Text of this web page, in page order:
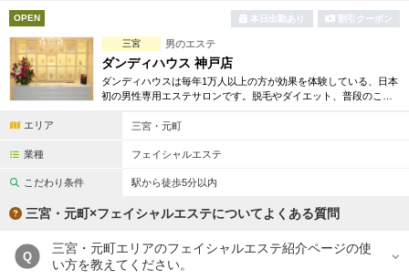
スタッフ指名可 Ｗセラピスト
駅から徒歩5分以内
閉じる
OPEN 本日出勤あり 割引クーポン
三宮 男のエステ
ダンディハウス 神戸店
ダンディハウスは毎年1万人以上の方が効果を体験している、日本
初の男性専用エステサロンです。脱毛やダイエット、普段のこり
を全力サポート致します。
エリア 三宮・元町
業種 フェイシャルエステ
こだわり条件 駅から徒歩5分以内
三宮・元町×フェイシャルエステについてよくある質問
Q
三宮・元町エリアのフェイシャルエステ紹介ページの使
い方を教えてください。